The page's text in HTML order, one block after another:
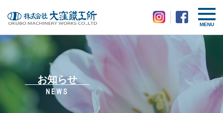
MENU
お知らせ
NEWS